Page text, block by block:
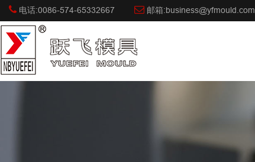
电话:0086-574-65332667 邮箱:business@yfmould.com